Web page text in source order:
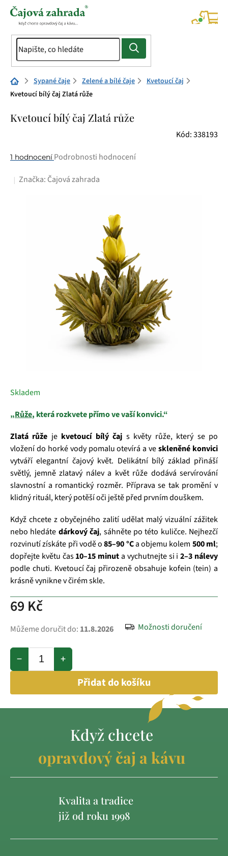
Přejít
Domů Sypané čaje Zelené a bílé čaje
Kvetoucí čaj
Kvetoucí bílý čaj Zlatá růže
Kvetoucí bílý čaj Zlatá růže
Kód:338193
Průměrné
produktu
1 hodnocení Podrobnosti hodnocení
Značka: Čajová zahrada
69 Kč
Skladem
Můžeme doručit do: 11.8.2026 Možnosti doručení
+
−
Přidat do košíku
„Růže, která rozkvete přímo ve vaší konvici.“
Zlatá růže je kvetoucí bílý čaj s květy růže, který se po
vložení do horké vody pomalu otevírá a veskleněné konvici
vytváří elegantní čajový květ. Delikátní bílý základ přináší
světlý, jemně zlatavý nálev a květ růže dodává servírování
slavnostní a romantický rozměr. Příprava se tak promění v
klidný rituál, který potěší oči ještě před prvním douškem.
Když chcete z obyčejného zalití udělat malý vizuální zážitek
nebo hledáte dárkový čaj, sáhněte po této kuličce. Nejhezčí
rozvinutí získáte při vodě o85–90 °Ca objemu kolem 500 ml;
dopřejte květu čas10–15 minuta vychutnejte si i2–3 nálevy
podle chuti. Kvetoucí čaj přirozeně obsahuje kofein (tein) a
krásně vynikne v čirém skle.
Když chcete
opravdový čaj a kávu
Kvalita a tradice
již od roku 1998